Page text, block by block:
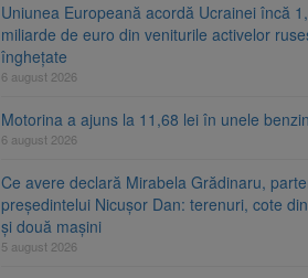
Uniunea Europeană acordă Ucrainei încă
miliarde de euro din veniturile activelor
înghețate
6 august 2026
Motorina a ajuns la 11,68 lei în unele
6 august 2026
Ce avere declară Mirabela Grădinaru,
președintelui Nicușor Dan: terenuri, cote
și două mașini
5 august 2026